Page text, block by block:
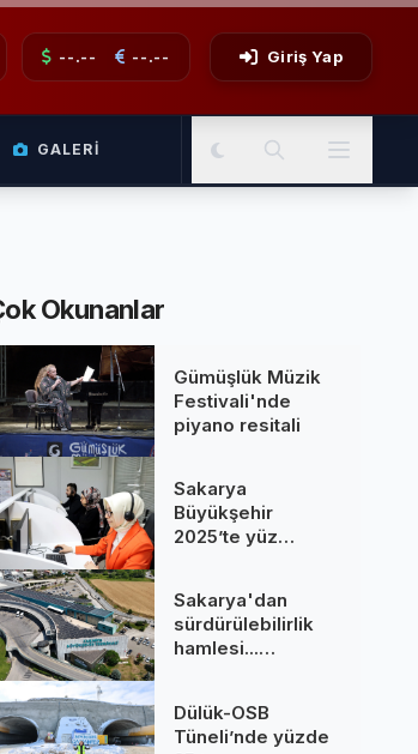
--.-- --.-- Giriş Yap
GALERI
Okunanlar
Gümüşlük Müzik
Festivali'nde
piyano resitali
Sakarya
Büyükşehir
2025’te yüz
çağrı cevaplandı
Sakarya'dan
sürdürülebilirlik
hamlesi...
üretiyor
Dülük-OSB
Tüneli’nde yüzde